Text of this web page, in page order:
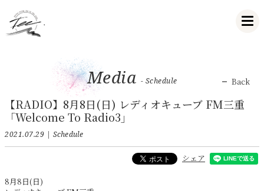
Media - Schedule Back
【RADIO】8月8日(日) レディオキューブ FM三重
「Welcome To Radio3」
2021.07.29 Schedule
シェア
8月8日(日)